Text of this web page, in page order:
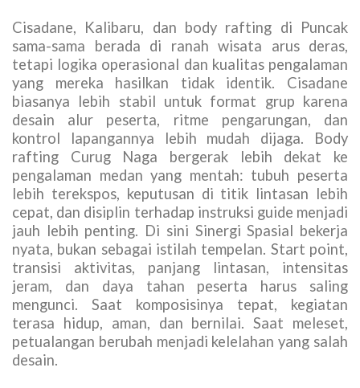
Cisadane, Kalibaru, dan body rafting di Puncak
sama-sama berada di ranah wisata arus deras,
tetapi logika operasional dan kualitas pengalaman
yang mereka hasilkan tidak identik. Cisadane
biasanya lebih stabil untuk format grup karena
desain alur peserta, ritme pengarungan, dan
kontrol lapangannya lebih mudah dijaga. Body
rafting Curug Naga bergerak lebih dekat ke
pengalaman medan yang mentah: tubuh peserta
lebih terekspos, keputusan di titik lintasan lebih
cepat, dan disiplin terhadap instruksi guide menjadi
jauh lebih penting. Di sini Sinergi Spasial bekerja
nyata, bukan sebagai istilah tempelan. Start point,
transisi aktivitas, panjang lintasan, intensitas
jeram, dan daya tahan peserta harus saling
mengunci. Saat komposisinya tepat, kegiatan
terasa hidup, aman, dan bernilai. Saat meleset,
petualangan berubah menjadi kelelahan yang salah
desain.